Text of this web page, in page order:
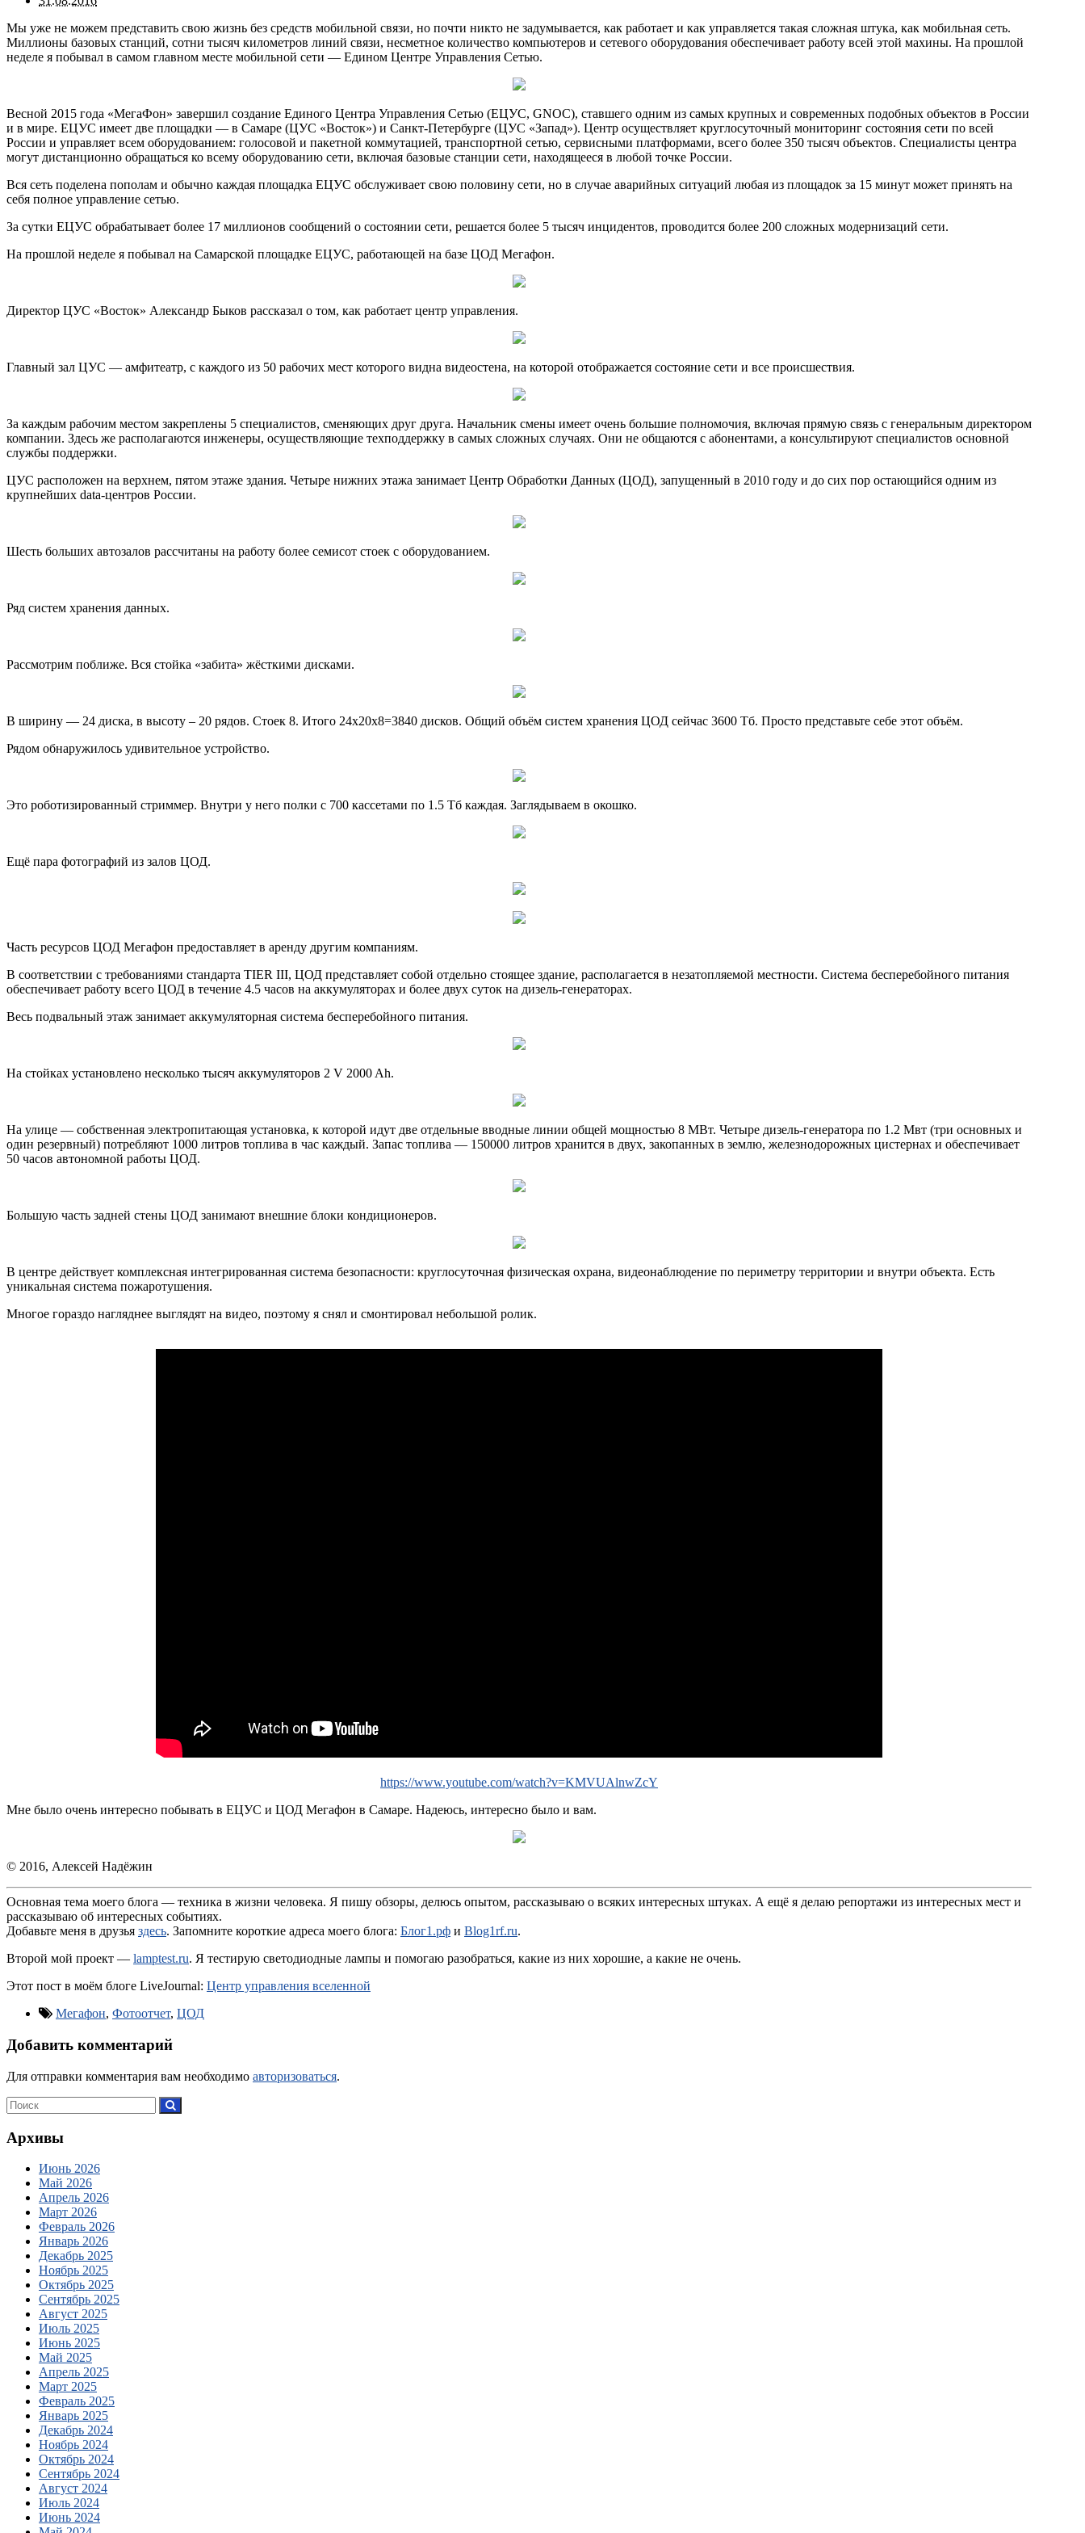
Мы уже не можем представить свою жизнь без средств мобильной связи, но почти никто не задумывается, как работает и как управляется такая сложная штука, как мобильная сеть.
Миллионы базовых станций, сотни тысяч километров линий связи, несметное количество компьютеров и сетевого оборудования обеспечивает работу всей этой махины. На прошлой
неделе я побывал в самом главном месте мобильной сети — Едином Центре Управления Сетью.
Весной 2015 года «МегаФон» завершил создание Единого Центра Управления Сетью (ЕЦУС, GNOC), ставшего одним из самых крупных и современных подобных объектов в России
и в мире. ЕЦУС имеет две площадки — в Самаре (ЦУС «Восток») и Санкт-Петербурге (ЦУС «Запад»). Центр осуществляет круглосуточный мониторинг состояния сети по всей
России и управляет всем оборудованием: голосовой и пакетной коммутацией, транспортной сетью, сервисными платформами, всего более 350 тысяч объектов. Специалисты центра
могут дистанционно обращаться ко всему оборудованию сети, включая базовые станции сети, находящееся в любой точке России.
Вся сеть поделена пополам и обычно каждая площадка ЕЦУС обслуживает свою половину сети, но в случае аварийных ситуаций любая из площадок за 15 минут может принять на
себя полное управление сетью.
За сутки ЕЦУС обрабатывает более 17 миллионов сообщений о состоянии сети, решается более 5 тысяч инцидентов, проводится более 200 сложных модернизаций сети.
На прошлой неделе я побывал на Самарской площадке ЕЦУС, работающей на базе ЦОД Мегафон.
Директор ЦУС «Восток» Александр Быков рассказал о том, как работает центр управления.
Главный зал ЦУС — амфитеатр, с каждого из 50 рабочих мест которого видна видеостена, на которой отображается состояние сети и все происшествия.
За каждым рабочим местом закреплены 5 специалистов, сменяющих друг друга. Начальник смены имеет очень большие полномочия, включая прямую связь с генеральным директором
компании. Здесь же располагаются инженеры, осуществляющие техподдержку в самых сложных случаях. Они не общаются с абонентами, а консультируют специалистов основной
службы поддержки.
ЦУС расположен на верхнем, пятом этаже здания. Четыре нижних этажа занимает Центр Обработки Данных (ЦОД), запущенный в 2010 году и до сих пор остающийся одним из
крупнейших data-центров России.
Шесть больших автозалов рассчитаны на работу более семисот стоек с оборудованием.
Ряд систем хранения данных.
Рассмотрим поближе. Вся стойка «забита» жёсткими дисками.
В ширину — 24 диска, в высоту – 20 рядов. Стоек 8. Итого 24x20x8=3840 дисков. Общий объём систем хранения ЦОД сейчас 3600 Тб. Просто представьте себе этот объём.
Рядом обнаружилось удивительное устройство.
Это роботизированный стриммер. Внутри у него полки с 700 кассетами по 1.5 Тб каждая. Заглядываем в окошко.
Ещё пара фотографий из залов ЦОД.
Часть ресурсов ЦОД Мегафон предоставляет в аренду другим компаниям.
В соответствии с требованиями стандарта TIER III, ЦОД представляет собой отдельно стоящее здание, располагается в незатопляемой местности. Система бесперебойного питания
обеспечивает работу всего ЦОД в течение 4.5 часов на аккумуляторах и более двух суток на дизель-генераторах.
Весь подвальный этаж занимает аккумуляторная система бесперебойного питания.
На стойках установлено несколько тысяч аккумуляторов 2 V 2000 Ah.
На улице — собственная электропитающая установка, к которой идут две отдельные вводные линии общей мощностью 8 МВт. Четыре дизель-генератора по 1.2 Мвт (три основных и
один резервный) потребляют 1000 литров топлива в час каждый. Запас топлива — 150000 литров хранится в двух, закопанных в землю, железнодорожных цистернах и обеспечивает
50 часов автономной работы ЦОД.
Большую часть задней стены ЦОД занимают внешние блоки кондиционеров.
В центре действует комплексная интегрированная система безопасности: круглосуточная физическая охрана, видеонаблюдение по периметру территории и внутри объекта. Есть
уникальная система пожаротушения.
Многое гораздо нагляднее выглядят на видео, поэтому я снял и смонтировал небольшой ролик.
https://www.youtube.com/watch?v=KMVUAlnwZcY
Мне было очень интересно побывать в ЕЦУС и ЦОД Мегафон в Самаре. Надеюсь, интересно было и вам.
© 2016, Алексей Надёжин
Основная тема моего блога — техника в жизни человека. Я пишу обзоры, делюсь опытом, рассказываю о всяких интересных штуках. А ещё я делаю репортажи из интересных мест и
рассказываю об интересных событиях.
Добавьте меня в друзья здесь. Запомните короткие адреса моего блога: Блог1.рф и Blog1rf.ru.
Второй мой проект — lamptest.ru. Я тестирую светодиодные лампы и помогаю разобраться, какие из них хорошие, а какие не очень.
Этот пост в моём блоге LiveJournal: Центр управления вселенной
Мегафон, Фотоотчет, ЦОД
Добавить комментарий
Для отправки комментария вам необходимо авторизоваться.
Архивы
Июнь 2026
Май 2026
Апрель 2026
Март 2026
Февраль 2026
Январь 2026
Декабрь 2025
Ноябрь 2025
Октябрь 2025
Сентябрь 2025
Август 2025
Июль 2025
Июнь 2025
Май 2025
Апрель 2025
Март 2025
Февраль 2025
Январь 2025
Декабрь 2024
Ноябрь 2024
Октябрь 2024
Сентябрь 2024
Август 2024
Июль 2024
Июнь 2024